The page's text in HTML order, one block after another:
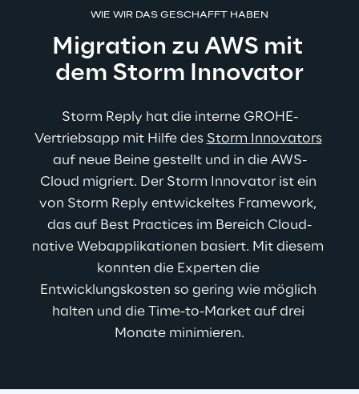
WIE WIR DAS GESCHAFFT HABEN
Migration zu AWS mit
dem Storm Innovator
Storm Reply hat die interne GROHE-
Vertriebsapp mit Hilfe des Storm Innovators
auf neue Beine gestellt und in die AWS-
Cloud migriert. Der Storm Innovator ist ein
von Storm Reply entwickeltes Framework,
das auf Best Practices im Bereich Cloud-
native Webapplikationen basiert. Mit diesem
konnten die Experten die
Entwicklungskosten so gering wie möglich
halten und die Time-to-Market auf drei
Monate minimieren.